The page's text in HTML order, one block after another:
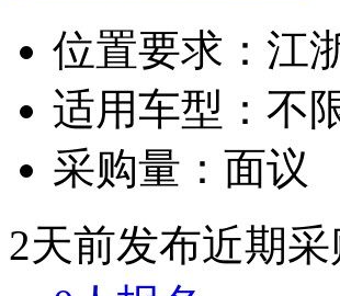
位置要求： 江
适用车型： 不
采购量： 面议
2天前发布近期采